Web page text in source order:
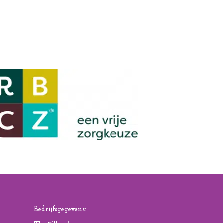
Bedrijfsgegevens: